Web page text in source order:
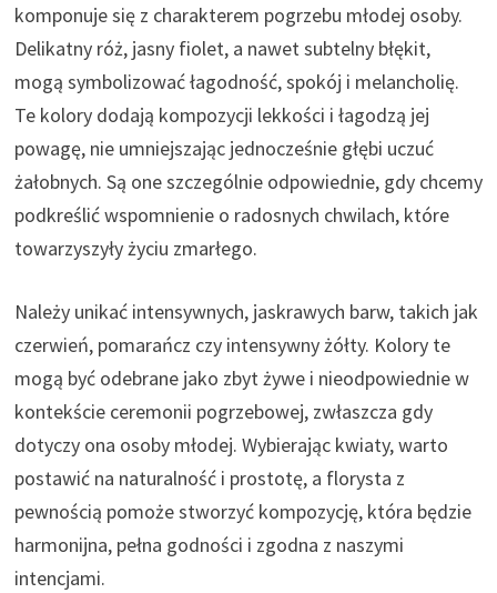
komponuje się z charakterem pogrzebu młodej osoby.
Delikatny róż, jasny fiolet, a nawet subtelny błękit,
mogą symbolizować łagodność, spokój i melancholię.
Te kolory dodają kompozycji lekkości i łagodzą jej
powagę, nie umniejszając jednocześnie głębi uczuć
żałobnych. Są one szczególnie odpowiednie, gdy chcemy
podkreślić wspomnienie o radosnych chwilach, które
towarzyszyły życiu zmarłego.
Należy unikać intensywnych, jaskrawych barw, takich jak
czerwień, pomarańcz czy intensywny żółty. Kolory te
mogą być odebrane jako zbyt żywe i nieodpowiednie w
kontekście ceremonii pogrzebowej, zwłaszcza gdy
dotyczy ona osoby młodej. Wybierając kwiaty, warto
postawić na naturalność i prostotę, a florysta z
pewnością pomoże stworzyć kompozycję, która będzie
harmonijna, pełna godności i zgodna z naszymi
intencjami.